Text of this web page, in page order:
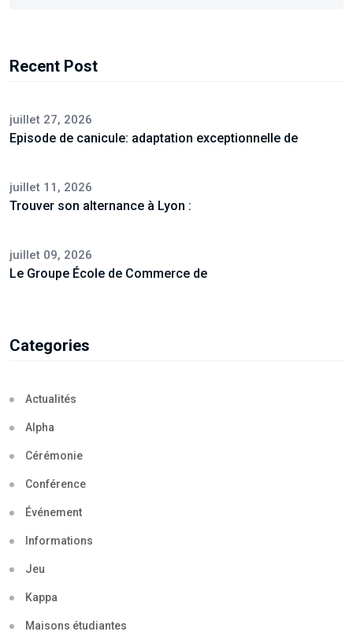
Recent Post
juillet 27, 2026
Episode de canicule: adaptation exceptionnelle de
juillet 11, 2026
Trouver son alternance à Lyon :
juillet 09, 2026
Le Groupe École de Commerce de
Categories
Actualités
Alpha
Cérémonie
Conférence
Événement
Informations
Jeu
Kappa
Maisons étudiantes